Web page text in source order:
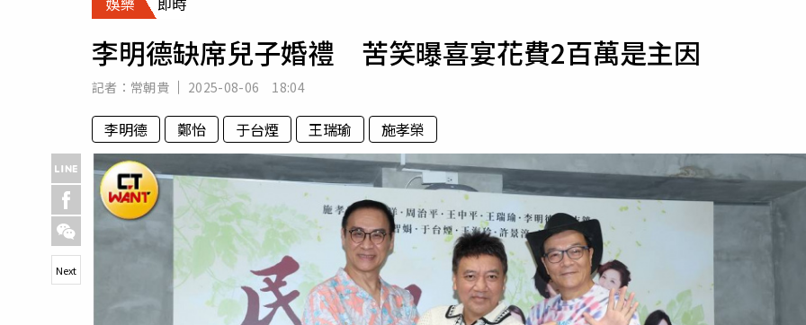
專欄
房產新勢力
運勢
李明德缺席兒子婚禮 苦笑曝喜宴花費2百萬是主因
記者： 常朝貴 2025-08-06 18:04
李明德 鄭怡 于台煙 王瑞瑜 施孝榮
Next